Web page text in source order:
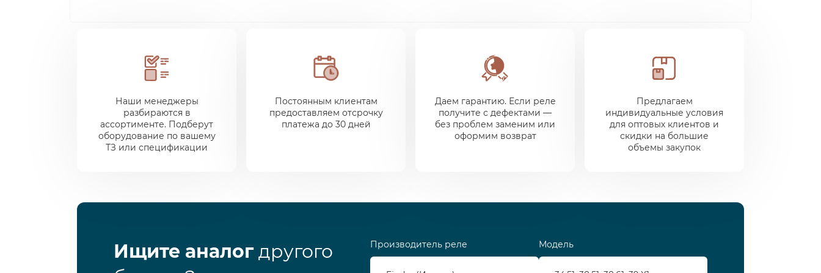
Наши менеджеры
разбираются в
ассортименте. Подберут
оборудование по вашему
ТЗ или спецификации
Постоянным клиентам
предоставляем отсрочку
платежа до 30 дней
Даем гарантию. Если реле
получите с дефектами —
без проблем заменим или
оформим возврат
Предлагаем
индивидуальные условия
для оптовых клиентов и
скидки на большие
объемы закупок
Ищите аналогдругого
Производитель реле Модель